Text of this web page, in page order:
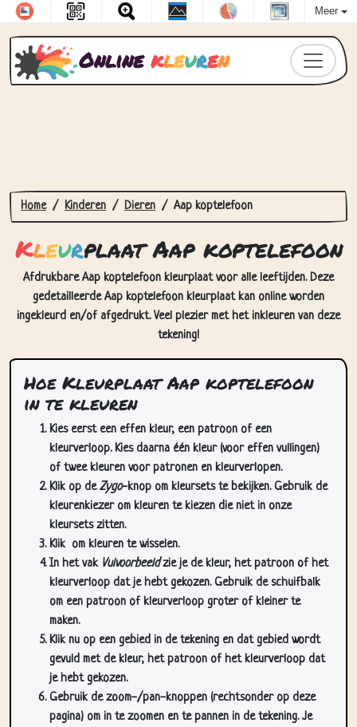
Meer
Online kleuren
Kleurplaat Aap koptelefoon
Afdrukbare Aap koptelefoon kleurplaat voor alle leeftijden. Deze
gedetailleerde Aap koptelefoon kleurplaat kan online worden
ingekleurd en/of afgedrukt. Veel plezier met het inkleuren van deze
tekening!
Hoe Kleurplaat Aap koptelefoon
in te kleuren
Kies eerst een effen kleur, een patroon of een
kleurverloop. Kies daarna één kleur (voor effen vullingen)
of twee kleuren voor patronen en kleurverlopen.
Klik op deZygo-knop om kleursets te bekijken. Gebruik de
kleurenkiezer om kleuren te kiezen die niet in onze
kleursets zitten.
Klikom kleuren te wisselen.
In het vakVulvoorbeeld
kleurverloop dat je hebt gekozen. Gebruik de schuifbalk
om een patroon of kleurverloop groter of kleiner te
maken.
Klik nu op een gebied in de tekening en dat gebied wordt
gevuld met de kleur, het patroon of het kleurverloop dat
je hebt gekozen.
Gebruik de zoom-/pan-knoppen (rechtsonder op deze
pagina) om in te zoomen en te pannen in de tekening. Je
kunt deze knoppen verbergen in hetTekeningmenu.
In hetCursorsdropdownmenu kun je meer dan één cursor